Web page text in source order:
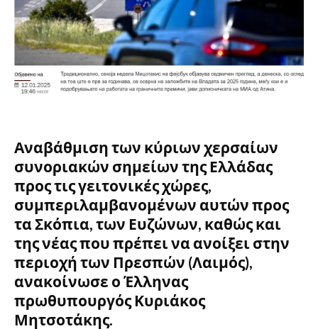
Αναβάθμιση των κύριων χερσαίων
συνοριακών σημείων της Ελλάδας
προς τις γειτονικές χώρες,
συμπεριλαμβανομένων αυτών προς
τα Σκόπια, των Ευζώνων, καθώς και
της νέας που πρέπει να ανοίξει στην
περιοχή των Πρεσπών (Λαιμός),
ανακοίνωσε ο Έλληνας
πρωθυπουργός Κυριάκος
Μητσοτάκης.